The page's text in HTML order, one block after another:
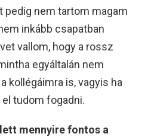
pedig nem tartom magam
inkább csapatban
vallom, hogy a rossz
egyáltalán nem
kollégáimra is, vagyis ha
tudom fogadni.
mennyire fontos a